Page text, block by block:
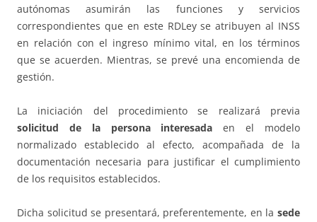
autónomas asumirán las funciones y servicios
correspondientes que en este RDLey se atribuyen al INSS
en relación con el ingreso mínimo vital, en los términos
que se acuerden. Mientras, se prevé una encomienda de
gestión.
La iniciación del procedimiento se realizará previa
solicitud de la persona interesada en el modelo
normalizado establecido al efecto, acompañada de la
documentación necesaria para justificar el cumplimiento
de los requisitos establecidos.
Dicha solicitud se presentará, preferentemente, en la sede